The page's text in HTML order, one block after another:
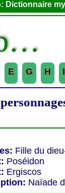
Dictionnaire
E G H I
Fille du
Poséidon
Ergiscos
Naïade